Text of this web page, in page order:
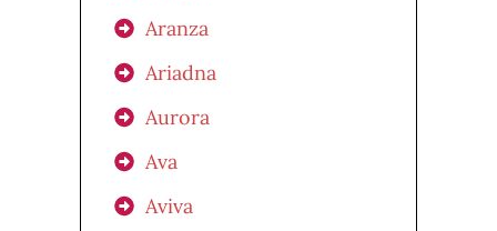
Aranza
Ariadna
Aurora
Ava
Aviva